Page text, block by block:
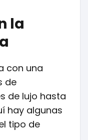
la
con una
de
de lujo hasta
hay algunas
tipo de